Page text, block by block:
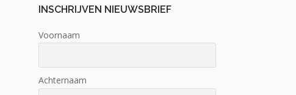
INSCHRIJVEN NIEUWSBRIEF
Voornaam
Achternaam